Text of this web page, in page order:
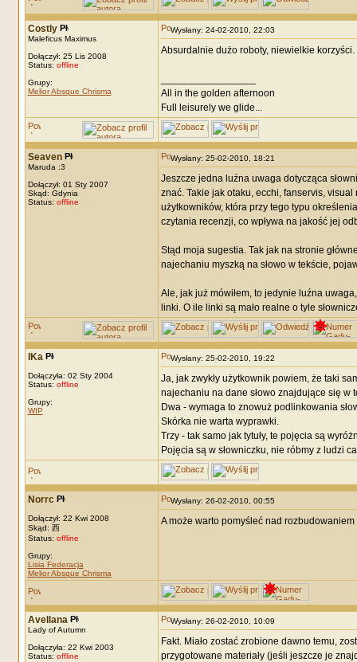
Costly
Maleficus Maximus
Dołączył: 25 Lis 2008
Status: offline
Grupy:
Melior Absque Chrisma
Wysłany: 24-02-2010, 22:03
Absurdalnie dużo roboty, niewielkie
All in the golden afternoon
Full leisurely we glide...
Seaven
Maruda :3
Dołączył: 01 Sty 2007
Skąd: Gdynia
Status: offline
Wysłany: 25-02-2010, 18:21
Jeszcze jedna luźna uwaga dotycząca
znać. Takie jak otaku, ecchi, fanservis,
użytkowników, która przy tego typu
czytania recenzji, co wpływa na jakość jej
Stąd moja sugestia. Tak jak na stronie
najechaniu myszką na słowo w tekście,
Ale, jak już mówiłem, to jedynie luźna
linki. O ile linki są mało realne o tyle
IKa
Dołączyła: 02 Sty 2004
Status: offline
Grupy:
WIP
Wysłany: 25-02-2010, 19:22
Ja, jak zwykły użytkownik powiem, że taki
najechaniu na dane słowo znajdujące się w
Dwa - wymaga to znowuż podlinkowania
Skórka nie warta wyprawki.
Trzy - tak samo jak tytuły, te pojęcia są
Pojęcia są w słowniczku, nie róbmy z ludzi
Norrc
Dołączył: 22 Kwi 2008
Skąd: 西
Status: offline
Grupy:
Lisia Federacja
Melior Absque Chrisma
Wysłany: 26-02-2010, 00:55
A może warto pomyśleć nad rozbudowaniem
Avellana
Lady of Autumn
Dołączyła: 22 Kwi 2003
Status: offline
Wysłany: 26-02-2010, 10:09
Fakt. Miało zostać zrobione dawno temu,
przygotowane materiały (jeśli jeszcze je